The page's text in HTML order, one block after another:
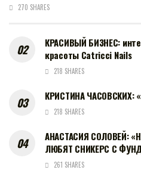
270 SHARES
КРАСИВЫЙ БИЗНЕС:
красоты Catricci Nails
218 SHARES
КРИСТИНА ЧАСОВСКИХ:
218 SHARES
АНАСТАСИЯ СОЛОВЕЙ:
ЛЮБЯТ СНИКЕРС С
261 SHARES